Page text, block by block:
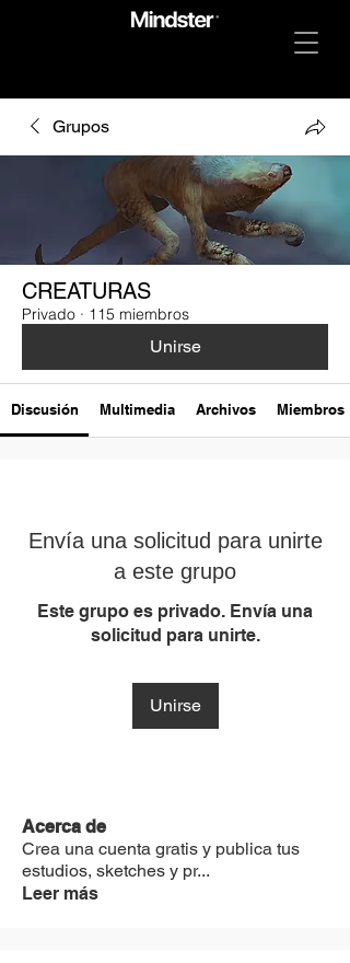
Grupos
CREATURAS
Privado · 115 miembros
Unirse
Discusión Multimedia Archivos Miembros
Envía una solicitud para unirte
a este grupo
Este grupo es privado. Envía una
solicitud para unirte.
Unirse
Acerca de
Crea una cuenta gratis y publica tus
estudios, sketches y pr...
Leer más